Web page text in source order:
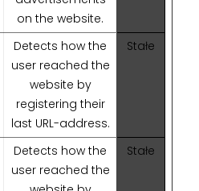
on the website.
Detects how the
user reached the
website by
registering their
last URL-address.
Stałe
Detects how the
user reached the
Stałe